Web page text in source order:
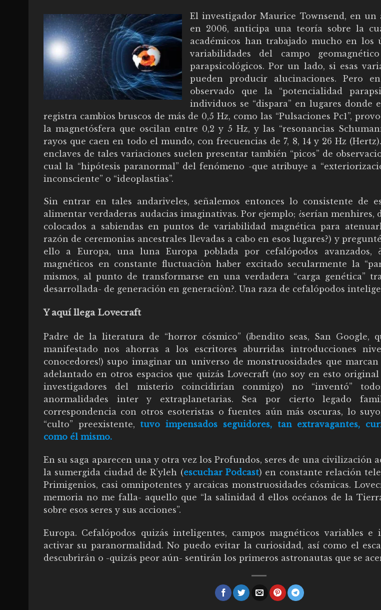
El investigador Maurice Townsend, en
en 2006, anticipa una teoría sobre la
académicos han trabajado mucho en los
variabilidades del campo
parapsicológicos. Por un lado, si esas
pueden producir alucinaciones. Pero
observado que la “potencialidad
individuos se “dispara” en lugares donde
registra cambios bruscos de más de 0,5 Hz, como las “Pulsaciones Pc1”,
la magnetósfera que oscilan entre 0,2 y 5 Hz, y las “resonancias
rayos que caen en todo el mundo, con frecuencias de 7, 8, 14 y 26 Hz
enclaves de tales variaciones suelen presentar también “picos” de
cual la “hipótesis paranormal” del fenómeno -que atribuye a
inconsciente” o “ideoplastias”.
Sin entrar en tales andariveles, señalemos entonces lo consistente de
alimentar verdaderas audacias imaginativas. Por ejemplo; ¿serían menhires,
colocados a sabiendas en puntos de variabilidad magnética para
razón de ceremonias ancestrales llevadas a cabo en esos lugares?) y
ello a Europa, una luna Europa poblada por cefalópodos avanzados,
magnéticos en constante fluctuaciòn haber excitado secularmente la
mismos, al punto de transformarse en una verdadera “carga genética”
desarrollada- de generación en generaciòn?. Una raza de cefalópodos
Y aquí llega Lovecraft
Padre de la literatura de “horror cósmico” (¡bendito seas, San Google,
manifestado nos ahorras a los escritores aburridas introducciones
conocedores!) supo imaginar un universo de monstruosidades que
adelantado en otros espacios que quizás Lovecraft (no soy en esto
investigadores del misterio coincidirían conmigo) no “inventó”
anormalidades inter y extraplanetarias. Sea por cierto legado
correspondencia con otros esoteristas o fuentes aún más oscuras, lo
“culto” preexistente, tuvo impensados seguidores, tan extravagantes,
como él mismo.
En su saga aparecen una y otra vez los Profundos, seres de una civilización
la sumergida ciudad de R’yleh (escuchar Podcast) en constante relación
Primigenios, casi omnipotentes y arcaicas monstruosidades cósmicas.
memoria no me falla- aquello que “la salinidad d ellos océanos de la
sobre esos seres y sus acciones”.
Europa. Cefalópodos quizás inteligentes, campos magnéticos variables e
activar su paranormalidad. No puedo evitar la curiosidad, así como el
descubrirán o -quizás peor aún- sentirán los primeros astronautas que se